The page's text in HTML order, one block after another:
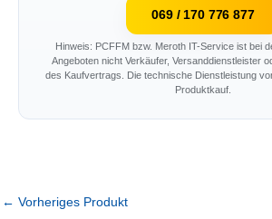
069 / 170 776 877
Hinweis: PCFFM bzw. Meroth IT-Service ist bei
Angeboten nicht Verkäufer, Versanddienstleister
des Kaufvertrags. Die technische Dienstleistung
Produktkauf.
← Vorheriges Produkt